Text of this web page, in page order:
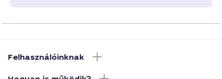
Felhasználóinknak